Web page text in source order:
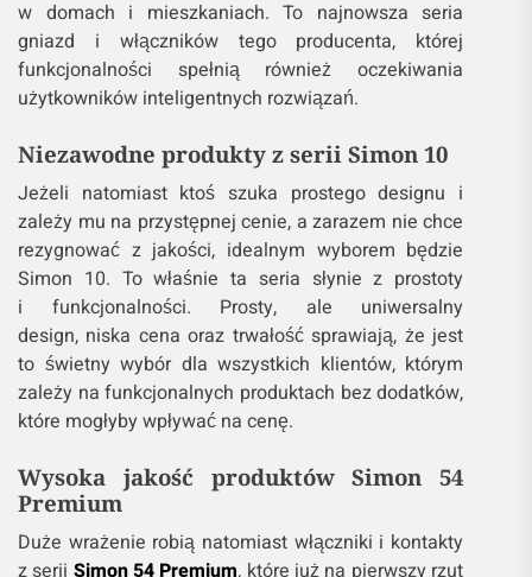
w domach i mieszkaniach. To najnowsza seria
gniazd i włączników tego producenta, której
funkcjonalności spełnią również oczekiwania
użytkowników inteligentnych rozwiązań.
Niezawodne produkty z serii Simon 10
Jeżeli natomiast ktoś szuka prostego designu i
zależy mu na przystępnej cenie, a zarazem nie chce
rezygnować z jakości, idealnym wyborem będzie
Simon 10. To właśnie ta seria słynie z prostoty
i funkcjonalności. Prosty, ale uniwersalny
design, niska cena oraz trwałość sprawiają, że jest
to świetny wybór dla wszystkich klientów, którym
zależy na funkcjonalnych produktach bez dodatków,
które mogłyby wpływać na cenę.
Wysoka jakość produktów Simon 54
Premium
Duże wrażenie robią natomiast włączniki i kontakty
z serii Simon 54 Premium, które już na pierwszy rzut